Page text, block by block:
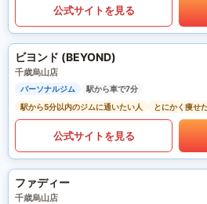
公式サイトを見る
ビヨンド (BEYOND)
千歳烏山店
パーソナルジム
駅から車で7分
駅から5分以内のジムに通いたい人
とにかく痩せ
公式サイトを見る
ファディー
千歳烏山店